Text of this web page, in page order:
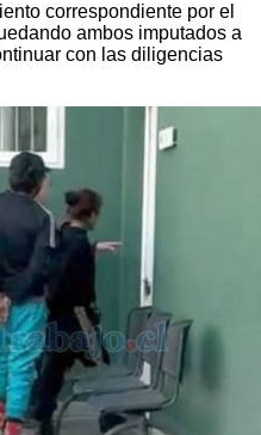
correspondiente por el
ambos imputados a
con las diligencias